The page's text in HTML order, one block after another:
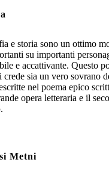
e storia sono un ottimo
su importanti
e accattivante. Questo
crede sia un vero sovrano
nel poema epico
opera letteraria e il
Metni